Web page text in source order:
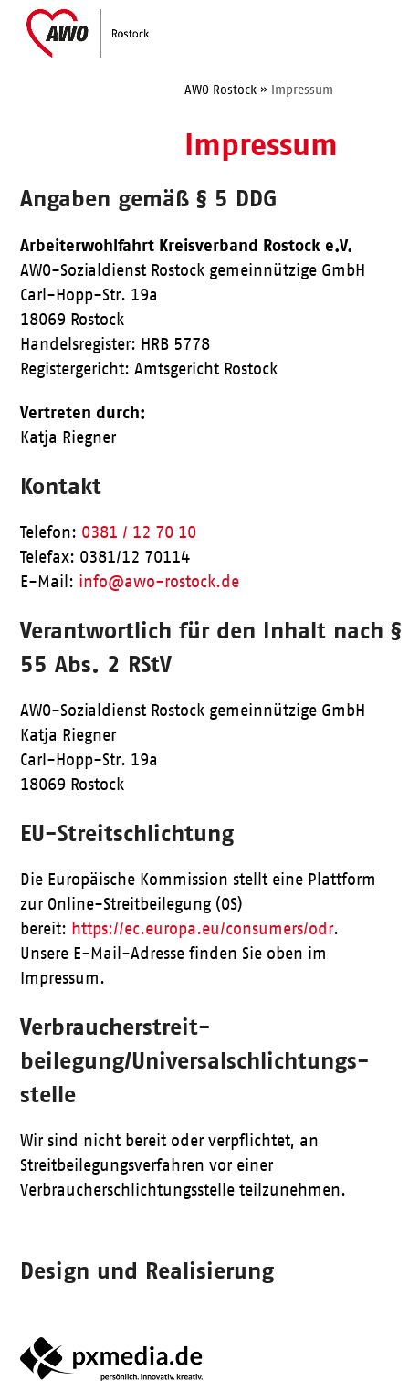
content
Open
mobile
menu
Close
mobile
menu
AWO Rostock » Impressum
Impressum
Angaben gemäß § 5 DDG
Arbeiterwohlfahrt Kreisverband Rostock e.V.
AWO-Sozialdienst Rostock gemeinnützige GmbH
Carl-Hopp-Str. 19a
18069 Rostock
Handelsregister: HRB 5778
Registergericht: Amtsgericht Rostock
Vertreten durch:
Katja Riegner
Kontakt
Telefon: 0381 / 12 70 10
Telefax: 0381/12 70114
E-Mail: info@awo-rostock.de
Verantwortlich für den Inhalt nach §
55 Abs. 2 RStV
AWO-Sozialdienst Rostock gemeinnützige GmbH
Katja Riegner
Carl-Hopp-Str. 19a
18069 Rostock
EU-Streitschlichtung
Die Europäische Kommission stellt eine Plattform
zur Online-Streitbeilegung (OS)
bereit: https://ec.europa.eu/consumers/odr.
Unsere E-Mail-Adresse finden Sie oben im
Impressum.
Verbraucher­streit­
beilegung/Universal­schlichtungs­
stelle
Wir sind nicht bereit oder verpflichtet, an
Streitbeilegungsverfahren vor einer
Verbraucherschlichtungsstelle teilzunehmen.
Design und Realisierung